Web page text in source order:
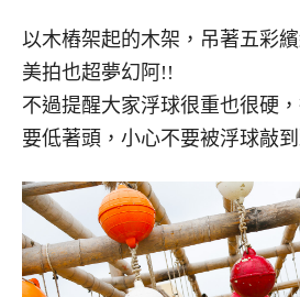
以木樁架起的木架，吊著五彩
美拍也超夢幻阿!!
不過提醒大家浮球很重也很硬
要低著頭，小心不要被浮球敲